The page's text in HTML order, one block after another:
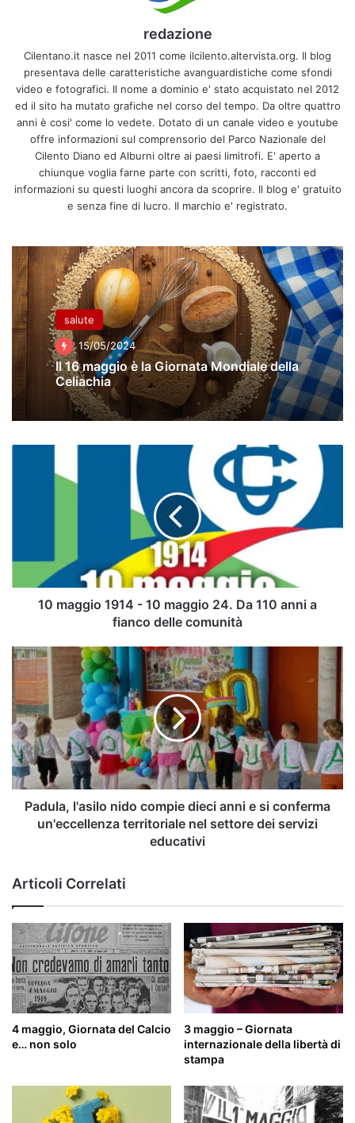
redazione
Cilentano.it nasce nel 2011 come ilcilento.altervista.org. Il blog
presentava delle caratteristiche avanguardistiche come sfondi
video e fotografici. Il nome a dominio e' stato acquistato nel 2012
ed il sito ha mutato grafiche nel corso del tempo. Da oltre quattro
anni è cosi' come lo vedete. Dotato di un canale video e youtube
offre informazioni sul comprensorio del Parco Nazionale del
Cilento Diano ed Alburni oltre ai paesi limitrofi. E' aperto a
chiunque voglia farne parte con scritti, foto, racconti ed
informazioni su questi luoghi ancora da scoprire. Il blog e' gratuito
e senza fine di lucro. Il marchio e' registrato.
salute
15/05/2024
Il 16 maggio è la Giornata Mondiale della
Celiachia
110
delle
comunità
10 maggio 1914 - 10 maggio 24. Da 110 anni a
fianco delle comunità
Padula,
l'asilo
nido
compie
dieci
anni
e
si
conferma
un'eccellenza
territoriale
servizi
educativi
Padula, l'asilo nido compie dieci anni e si conferma
un'eccellenza territoriale nel settore dei servizi
educativi
Articoli Correlati
4 maggio, Giornata del Calcio
e… non solo
3 maggio – Giornata
internazionale della libertà di
stampa